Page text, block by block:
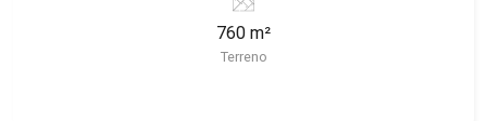
que a Martinelli Imobiliária selecionou para você:
- 760m² de área terreno - Leve declive - Ideal
760 m²
Terreno